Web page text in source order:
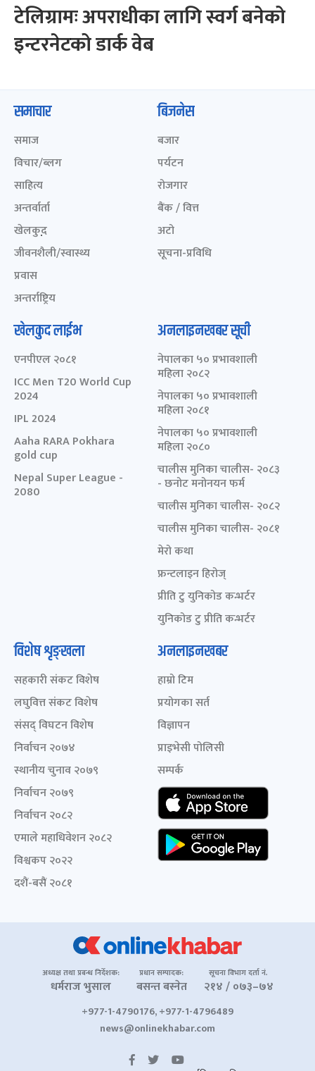
टेलिग्रामः अपराधीका लागि स्वर्ग बनेको
इन्टरनेटको डार्क वेब
समाचार
समाज
विचार/ब्लग
साहित्य
अन्तर्वार्ता
खेलकुद़़
जीवनशैली/स्वास्थ्य
प्रवास
अन्तर्राष्ट्रिय
बिजनेस
बजार
पर्यटन
रोजगार
बैंक / वित्त
अटो
सूचना-प्रविधि
खेलकुद लाईभ
एनपीएल २०८१
ICC Men T20 World Cup
2024
IPL 2024
Aaha RARA Pokhara
gold cup
Nepal Super League -
2080
अनलाइनखबर सूची
नेपालका ५० प्रभावशाली
महिला २०८२
नेपालका ५० प्रभावशाली
महिला २०८१
नेपालका ५० प्रभावशाली
महिला २०८०
चालीस मुनिका चालीस- २०८३
- छनोट मनोनयन फर्म
चालीस मुनिका चालीस- २०८२
चालीस मुनिका चालीस- २०८१
मेरो कथा
फ्रन्टलाइन हिरोज्
प्रीति टु युनिकोड कन्भर्टर
युनिकोड टु प्रीति कन्भर्टर
विशेष शृङ्खला
सहकारी संकट विशेष
लघुवित्त संकट विशेष
संसद् विघटन विशेष
निर्वाचन २०७४
स्थानीय चुनाव २०७९
निर्वाचन २०७९
निर्वाचन २०८२
एमाले महाधिवेशन २०८२
विश्वकप २०२२
दशैं-बसैं २०८१
अनलाइनखबर
हाम्रो टिम
प्रयोगका सर्त
विज्ञापन
प्राइभेसी पोलिसी
सम्पर्क
अध्यक्ष तथा प्रबन्ध निर्देशक:
धर्मराज भुसाल
प्रधान सम्पादक:
बसन्त बस्नेत
सूचना विभाग दर्ता नं.
२१४ / ०७३–७४
+977-1-4790176, +977-1-4796489
news@onlinekhabar.com